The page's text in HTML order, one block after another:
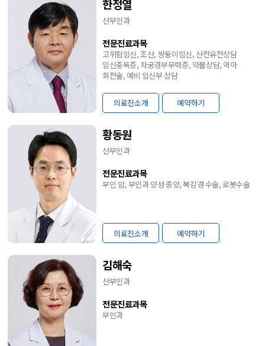
한정열
산부인과
전문진료과목
고위험임신, 조산, 쌍둥이임신, 산전유전상담
임신중독증, 자궁경부무력증, 약물상담, 역아
회전술, 예비 임신부 상담
의료진소개 예약하기
황동원
산부인과
전문진료과목
부인 암, 부인과 양성 종양, 복강경 수술, 로봇수술
의료진소개 예약하기
김해숙
산부인과
전문진료과목
부인과